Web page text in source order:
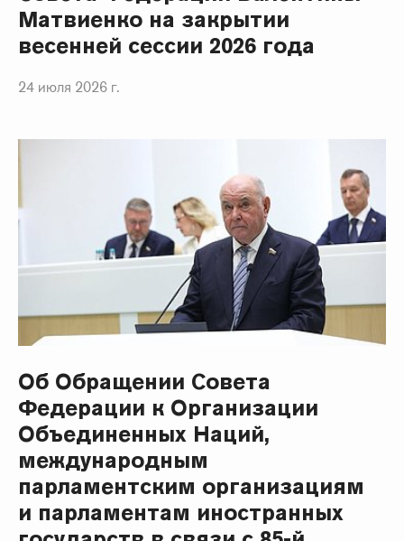
Матвиенко на закрытии
весенней сессии 2026 года
24 июля 2026 г.
Об Обращении Совета
Федерации к Организации
Объединенных Наций,
международным
парламентским организациям
и парламентам иностранных